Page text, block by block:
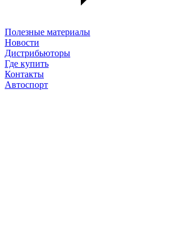
Полезные материалы
Новости
Дистрибьюторы
Где купить
Контакты
Автоспорт